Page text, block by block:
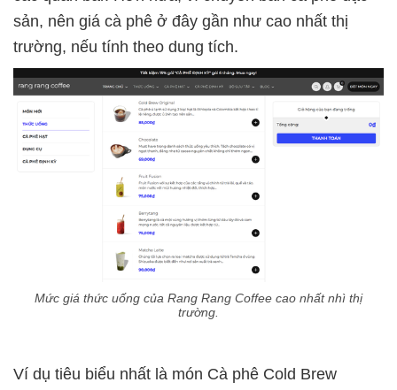
sản, nên giá cà phê ở đây gần như cao nhất thị
trường, nếu tính theo dung tích.
Mức giá thức uống của Rang Rang Coffee cao nhất nhì thị
trường.
Ví dụ tiêu biểu nhất là món Cà phê Cold Brew